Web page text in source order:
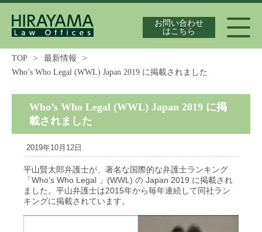
お問い合わせ
はこちら
代表弁護士紹介
独占禁止法案件の実績
最新情報
TOP > 最新情報
>
Who’s Who Legal (WWL) Japan 2019 に掲載されました
Who’s Who Legal (WWL) Japan 2019 に掲
載されました
2019年10月12日
平山賢太郎弁護士が、著名な国際的な弁護士ランキング
「Who’s Who Legal 」(WWL) の Japan 2019 に掲載され
ました。平山弁護士は2015年から毎年連続して同社ラン
キングに掲載されています。